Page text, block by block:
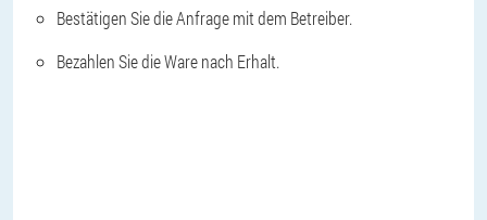
Bestätigen Sie die Anfrage mit dem Betreiber.
Bezahlen Sie die Ware nach Erhalt.